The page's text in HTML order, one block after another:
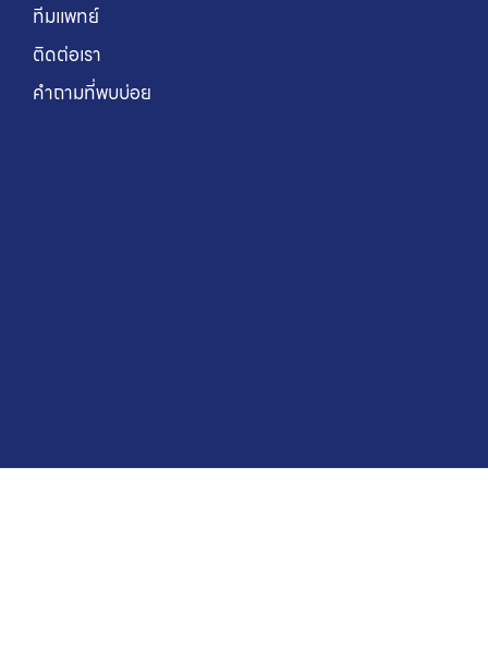
ทีมแพทย์
ติดต่อเรา
คำถามที่พบบ่อย